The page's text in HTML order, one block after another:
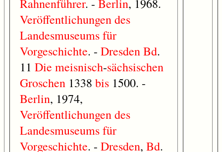
Rahnenführer. - Berlin, 1968.
Veröffentlichungendes
Landesmuseumsfür
Vorgeschichte. - DresdenBd.
11 Die meisnisch-sächsischen
Groschen 1338 bis 1500. -
Berlin, 1974,
Veröffentlichungendes
Landesmuseumsfür
Vorgeschichte. - Dresden, Bd.